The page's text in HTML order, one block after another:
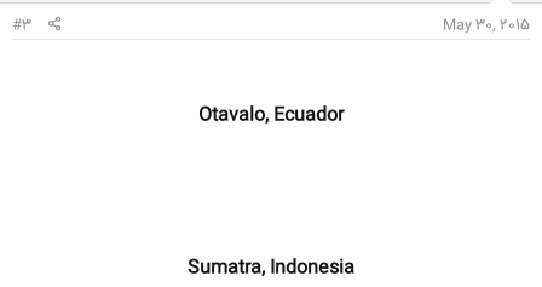
May 30, 2015
#3
Otavalo, Ecuador
Sumatra, Indonesia